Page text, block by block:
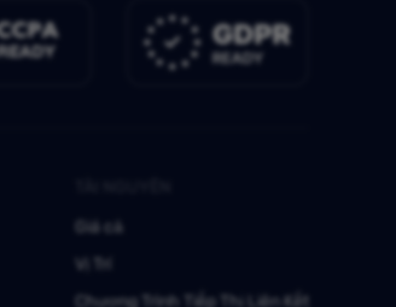
Giá cả
Vị Trí
Chương Trình Tiếp Thị Liên Kết